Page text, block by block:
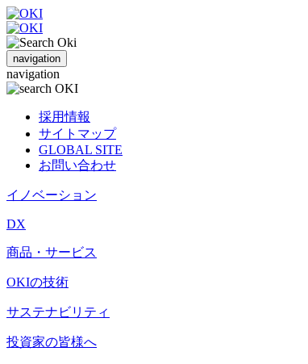
navigation
navigation
採用情報
サイトマップ
GLOBAL SITE
お問い合わせ
イノベーション
DX
商品・サービス
OKIの技術
サステナビリティ
投資家の皆様へ